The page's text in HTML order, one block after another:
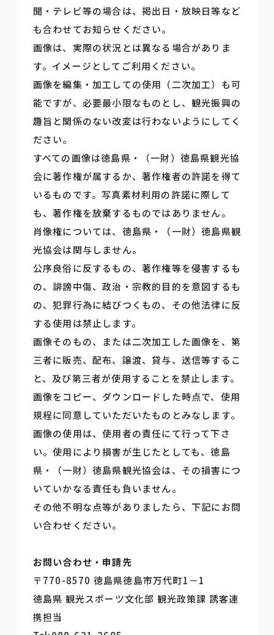
聞・テレビ等の場合は、掲出日・放映日等など
も合わせてお知らせください。
画像は、実際の状況とは異なる場合がありま
す。イメージとしてご利用ください。
画像を編集・加工しての使用（二次加工）も可
能ですが、必要最小限なものとし、観光振興の
趣旨と関係のない改変は行わないようにしてく
ださい。
すべての画像は徳島県・（一財）徳島県観光協
会に著作権が属するか、著作権者の許諾を得て
いるものです。写真素材利用の許諾に際して
も、著作権を放棄するものではありません。
肖像権については、徳島県・（一財）徳島県観
光協会は関与しません。
公序良俗に反するもの、著作権等を侵害するも
の、誹謗中傷、政治・宗教的目的を意図するも
の、犯罪行為に結びつくもの、その他法律に反
する使用は禁止します。
画像そのもの、または二次加工した画像を、第
三者に販売、配布、譲渡、貸与、送信等するこ
と、及び第三者が使用することを禁止します。
画像をコピー、ダウンロードした時点で、使用
規程に同意していただいたものとみなします。
画像の使用は、使用者の責任にて行って下さ
い。使用により損害が生じたとしても、徳島
県・（一財）徳島県観光協会は、その損害につ
いていかなる責任も負いません。
その他不明な点等がありましたら、下記にお問
い合わせください。
お問い合わせ・申請先
〒770-8570 徳島県徳島市万代町1－1
徳島県 観光スポーツ文化部 観光政策課 誘客連
携担当